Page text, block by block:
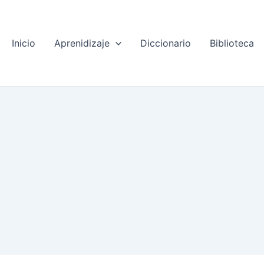
Inicio Aprenidizaje Diccionario Biblioteca